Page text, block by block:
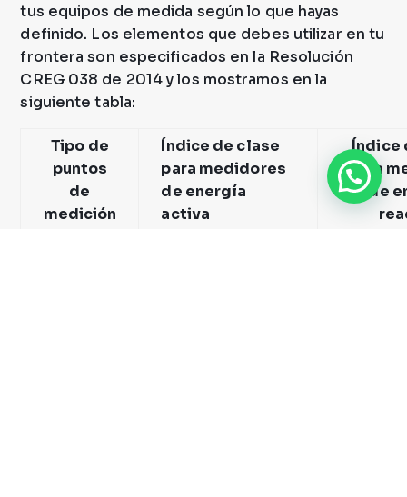
tus equipos de medida según lo que hayas
definido. Los elementos que debes utilizar en tu
frontera son especificados en la Resolución
CREG 038 de 2014 y los mostramos en la
siguiente tabla:
Tipo de
puntos
de
medición
Índice de clase
para medidores
de energía
activa
Índice
para
de